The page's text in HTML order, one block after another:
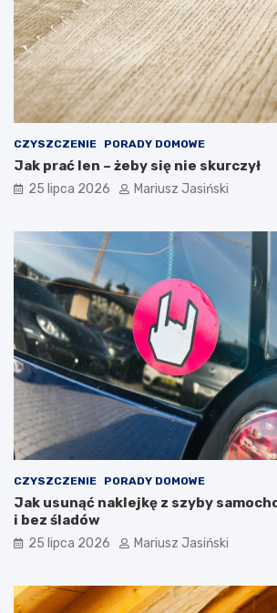
CZYSZCZENIE PORADY DOMOWE
Jak prać len – żeby się nie skurczył
25 lipca 2026 Mariusz Jasiński
CZYSZCZENIE PORADY DOMOWE
Jak usunąć naklejkę z szyby
i bez śladów
25 lipca 2026 Mariusz Jasiński